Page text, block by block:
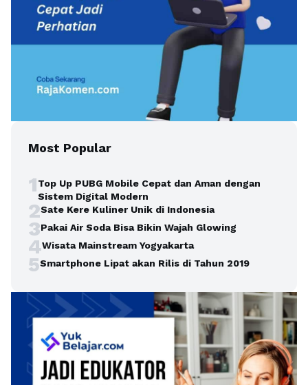
Most Popular
1Top Up PUBG Mobile Cepat dan Aman dengan
Sistem Digital Modern
2Sate Kere Kuliner Unik di Indonesia
3Pakai Air Soda Bisa Bikin Wajah Glowing
4Wisata Mainstream Yogyakarta
5Smartphone Lipat akan Rilis di Tahun 2019